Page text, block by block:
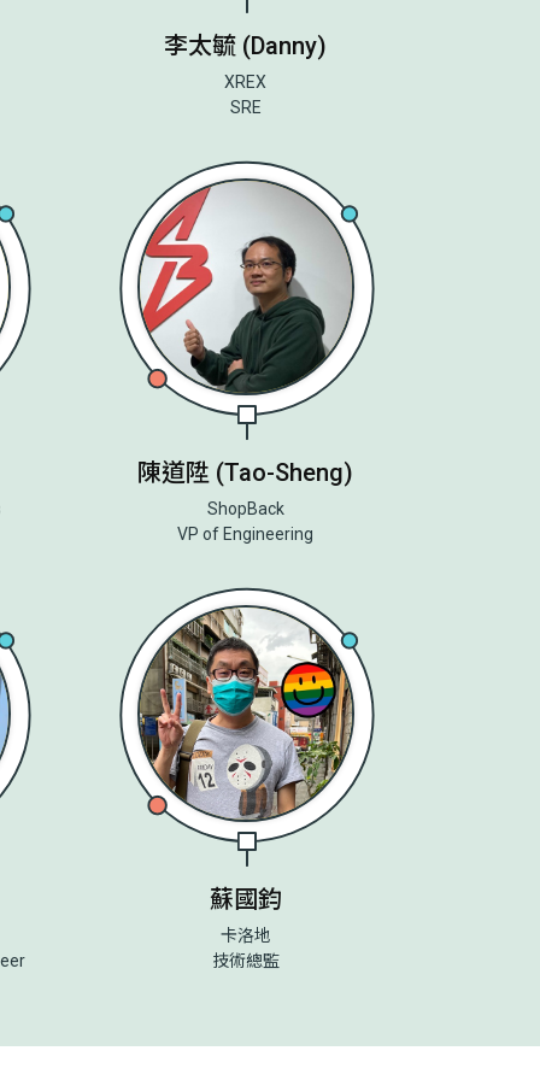
李太毓 (Danny)
XREX
SRE
陳道陞 (Tao-Sheng)
ShopBack
VP of Engineering
蘇國鈞
卡洛地
技術總監